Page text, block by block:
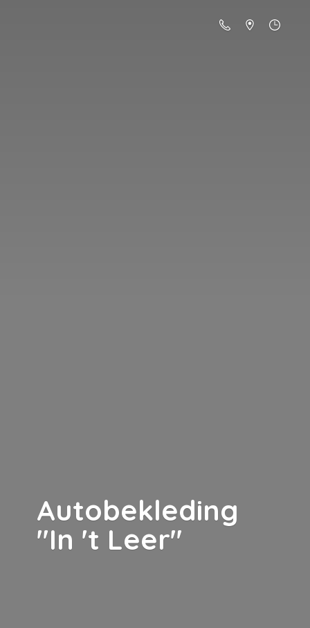
Autobekleding
"In 't Leer"